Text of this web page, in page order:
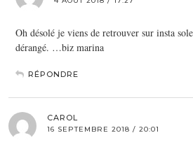
Oh désolé je viens de retrouver sur insta
dérangé. …biz marina
RÉPONDRE
CAROL
16 SEPTEMBRE 2018 / 20:01